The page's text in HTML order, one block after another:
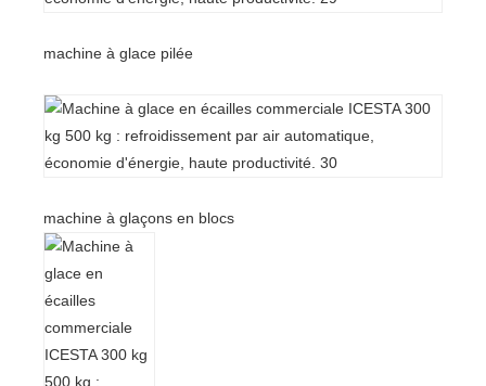
machine à glace pilée
machine à glaçons en blocs